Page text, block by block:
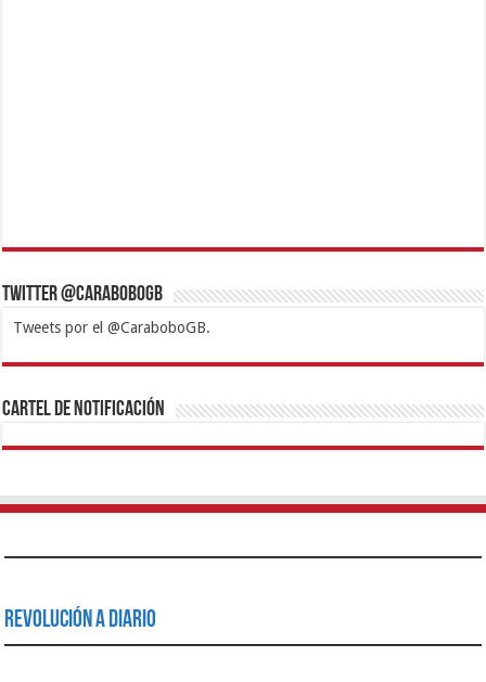
Twitter @CaraboboGB
Tweets por el @CaraboboGB.
1xbetBetturkeyBetistKralbetSupertotobetTipobetMatadorbetMariobet
https://mvbcasino.com/
Cartel de Notificación
Revolución a Diario